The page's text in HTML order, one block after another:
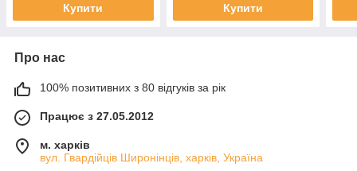
Купити Купити
Про нас
100% позитивних з 80 відгуків за рік
Працює з 27.05.2012
м. харків
вул. Гвардійців Широнінців, харків, Україна